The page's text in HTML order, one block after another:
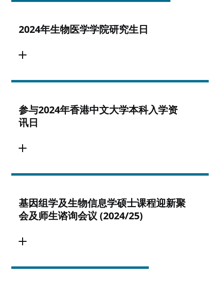
2024年生物医学学院研究生日
参与2024年香港中文大学本科入学资
讯日
基因组学及生物信息学硕士课程迎新聚
会及师生谘询会议 (2024/25)